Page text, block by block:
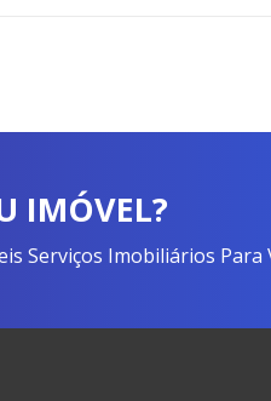
IMÓVEL?
Serviços Imobiliários Para